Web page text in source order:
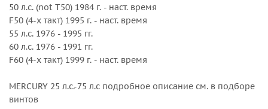
HONDA
BF 35 л.с. 1991 - 1994 гг.
BF 40 л.с. 1995 г. - наст. время
BF 45 л.с. 1991 - 1994 гг.
BF 50/50A л.с. 1995 г. - наст. время
Внешний диаметр, дюйм : 11
50 л.с. (not T50) 1984 г. - наст. время
F50 (4-х такт) 1995 г. - наст. время
55 л.с. 1976 - 1995 гг.
60 л.с. 1976 - 1991 гг.
F60 (4-х такт) 1999 г. - наст. время
MERCURY 25 л.с.-75 л.с подробное описание см. в подборе
винтов